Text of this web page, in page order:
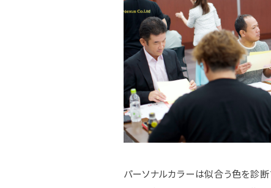
パーソナルカラーは似合う色を診断